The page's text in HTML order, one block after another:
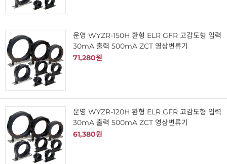
운영 WYZR-150H 환형 ELR GFR 고감도형 입력
30mA 출력 500mA ZCT 영상변류기
71,280원
운영 WYZR-120H 환형 ELR GFR 고감도형 입력
30mA 출력 500mA ZCT 영상변류기
61,380원